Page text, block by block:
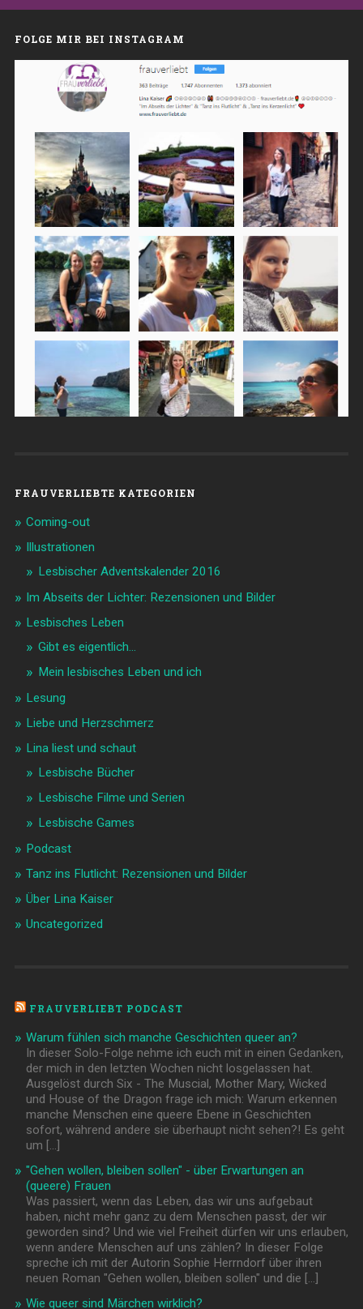
FOLGE MIR BEI INSTAGRAM
FRAUVERLIEBTE KATEGORIEN
Coming-out
Illustrationen
Lesbischer Adventskalender 2016
Im Abseits der Lichter: Rezensionen und Bilder
Lesbisches Leben
Gibt es eigentlich…
Mein lesbisches Leben und ich
Lesung
Liebe und Herzschmerz
Lina liest und schaut
Lesbische Bücher
Lesbische Filme und Serien
Lesbische Games
Podcast
Tanz ins Flutlicht: Rezensionen und Bilder
Über Lina Kaiser
Uncategorized
FRAUVERLIEBT PODCAST
Warum fühlen sich manche Geschichten queer an?
In dieser Solo-Folge nehme ich euch mit in einen Gedanken,
der mich in den letzten Wochen nicht losgelassen hat.
Ausgelöst durch Six - The Muscial, Mother Mary, Wicked
und House of the Dragon frage ich mich: Warum erkennen
manche Menschen eine queere Ebene in Geschichten
sofort, während andere sie überhaupt nicht sehen?! Es geht
um […]
"Gehen wollen, bleiben sollen" - über Erwartungen an
(queere) Frauen
Was passiert, wenn das Leben, das wir uns aufgebaut
haben, nicht mehr ganz zu dem Menschen passt, der wir
geworden sind? Und wie viel Freiheit dürfen wir uns erlauben,
wenn andere Menschen auf uns zählen? In dieser Folge
spreche ich mit der Autorin Sophie Herrndorf über ihren
neuen Roman "Gehen wollen, bleiben sollen" und die […]
Wie queer sind Märchen wirklich?